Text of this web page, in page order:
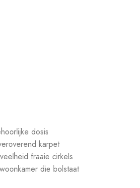
dosis
karpet
fraaie cirkels
die bolstaat